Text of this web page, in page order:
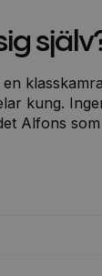
kung.
Alfons